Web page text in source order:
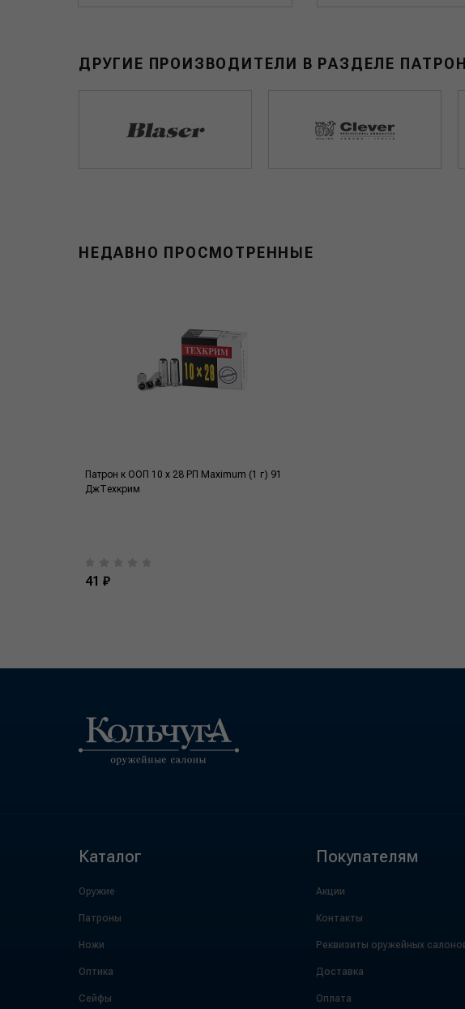
ДРУГИЕ ПРОИЗВОДИТЕЛИ В РАЗДЕЛЕ
НЕДАВНО ПРОСМОТРЕННЫЕ
Патрон к ООП 10 x 28 РП Maximum (1 г) 91
ДжТехкрим
41 ₽
Каталог
Оружие
Патроны
Ножи
Оптика
Сейфы
Покупателям
Акции
Контакты
Реквизиты оружейных
Доставка
Оплата